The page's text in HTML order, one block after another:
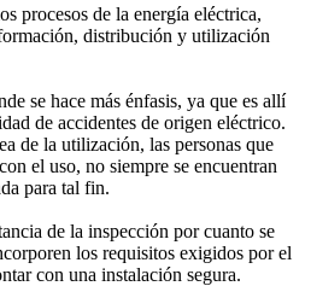
procesos de la energía eléctrica,
distribución y utilización
se hace más énfasis, ya que es allí
de accidentes de origen eléctrico.
de la utilización, las personas que
el uso, no siempre se encuentran
para tal fin.
de la inspección por cuanto se
los requisitos exigidos por el
con una instalación segura.